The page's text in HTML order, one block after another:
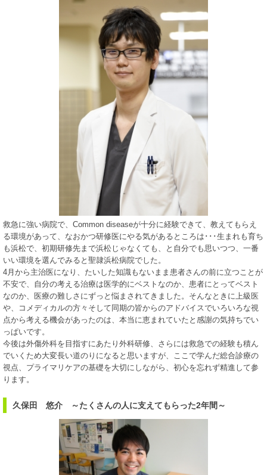
救急に強い病院で、Common diseaseが十分に経験できて、教えてもらえ
る環境があって、なおかつ研修医にやる気があるところは･･･生まれも育ち
も浜松で、初期研修先まで浜松じゃなくても、と自分でも思いつつ、一番
いい環境を選んでみると聖隷浜松病院でした。
4月から主治医になり、たいした知識もないまま患者さんの前に立つことが
不安で、自分の考える治療は医学的にベストなのか、患者にとってベスト
なのか、医療の難しさにずっと悩まされてきました。そんなときに上級医
や、コメディカルの方々そして同期の皆からのアドバイスでいろいろな視
点から考える機会があったのは、本当に恵まれていたと感謝の気持ちでい
っぱいです。
今後は外傷外科を目指すにあたり外科研修、さらには救急での経験も積ん
でいくため大変長い道のりになると思いますが、ここで学んだ総合診療の
視点、プライマリケアの基礎を大切にしながら、初心を忘れず精進して参
ります。
久保田 悠介 ～たくさんの人に支えてもらった2年間～